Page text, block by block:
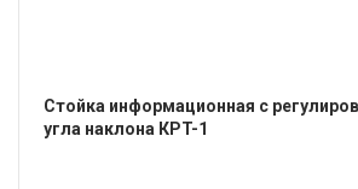
Стойка информационная с
угла наклона КРT-1